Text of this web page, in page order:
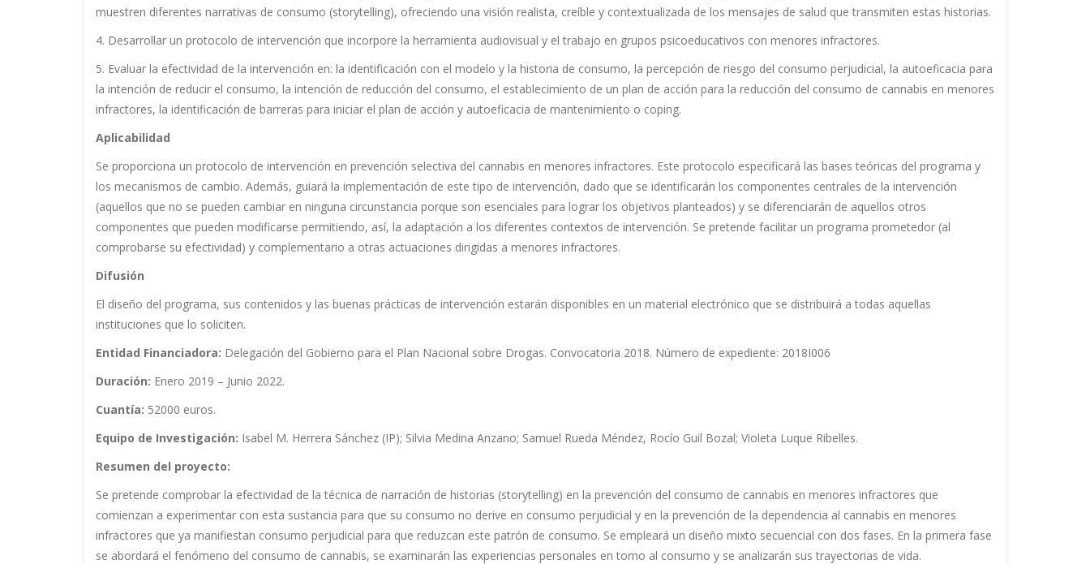
muestren diferentes narrativas de consumo (storytelling), ofreciendo una visión realista, creíble y contextualizada de los mensajes de salud que transmiten estas historias.
4. Desarrollar un protocolo de intervención que incorpore la herramienta audiovisual y el trabajo en grupos psicoeducativos con menores infractores.
5. Evaluar la efectividad de la intervención en: la identificación con el modelo y la historia de consumo, la percepción de riesgo del consumo perjudicial, la autoeficacia para
la intención de reducir el consumo, la intención de reducción del consumo, el establecimiento de un plan de acción para la reducción del consumo de cannabis en menores
infractores, la identificación de barreras para iniciar el plan de acción y autoeficacia de mantenimiento o coping.
Aplicabilidad
Se proporciona un protocolo de intervención en prevención selectiva del cannabis en menores infractores. Este protocolo especificará las bases teóricas del programa y
los mecanismos de cambio. Además, guiará la implementación de este tipo de intervención, dado que se identificarán los componentes centrales de la intervención
(aquellos que no se pueden cambiar en ninguna circunstancia porque son esenciales para lograr los objetivos planteados) y se diferenciarán de aquellos otros
componentes que pueden modificarse permitiendo, así, la adaptación a los diferentes contextos de intervención. Se pretende facilitar un programa prometedor (al
comprobarse su efectividad) y complementario a otras actuaciones dirigidas a menores infractores.
Difusión
El diseño del programa, sus contenidos y las buenas prácticas de intervención estarán disponibles en un material electrónico que se distribuirá a todas aquellas
instituciones que lo soliciten.
Entidad Financiadora: Delegación del Gobierno para el Plan Nacional sobre Drogas. Convocatoria 2018. Número de expediente: 2018I006
Duración: Enero 2019 – Junio 2022.
Cuantía: 52000 euros.
Equipo de Investigación: Isabel M. Herrera Sánchez (IP); Silvia Medina Anzano; Samuel Rueda Méndez, Rocío Guil Bozal; Violeta Luque Ribelles.
Resumen del proyecto:
Se pretende comprobar la efectividad de la técnica de narración de historias (storytelling) en la prevención del consumo de cannabis en menores infractores que
comienzan a experimentar con esta sustancia para que su consumo no derive en consumo perjudicial y en la prevención de la dependencia al cannabis en menores
infractores que ya manifiestan consumo perjudicial para que reduzcan este patrón de consumo. Se empleará un diseño mixto secuencial con dos fases. En la primera fase
se abordará el fenómeno del consumo de cannabis, se examinarán las experiencias personales en torno al consumo y se analizarán sus trayectorias de vida.